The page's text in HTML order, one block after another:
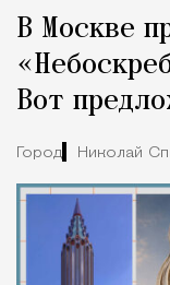
В Москве
Вот
Город Николай